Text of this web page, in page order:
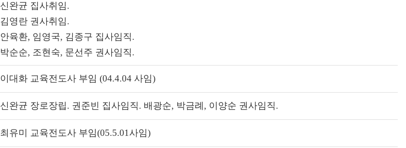
신완균 집사취임.
김영란 권사취임.
안육환, 임영국, 김종구 집사임직.
박순순, 조현숙, 문선주 권사임직.
이대화 교육전도사 부임 (04.4.04 사임)
신완균 장로장립. 권준빈 집사임직. 배광순, 박금례, 이양순 권사임직.
최유미 교육전도사 부임(05.5.01사임)